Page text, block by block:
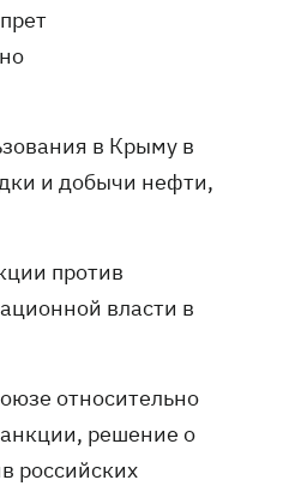
в Крыму в
и добычи нефти,
против
власти в
относительно
решение о
российских